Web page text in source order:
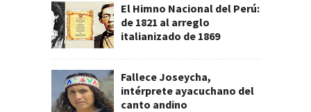
El Himno Nacional del Perú:
de 1821 al arreglo
italianizado de 1869
Fallece Joseycha,
intérprete ayacuchano del
canto andino